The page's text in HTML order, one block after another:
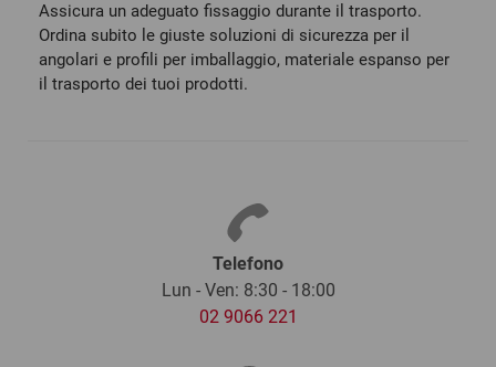
Assicura un adeguato fissaggio durante il trasporto.
Ordina subito le giuste soluzioni di sicurezza per il
angolari e profili per imballaggio, materiale espanso per
il trasporto dei tuoi prodotti.
Telefono
Lun - Ven: 8:30 - 18:00
02 9066 221